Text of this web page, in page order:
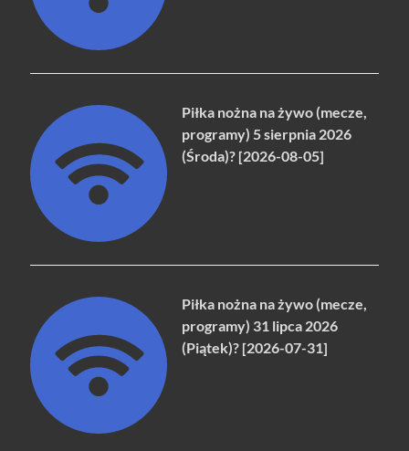
Piłka nożna na żywo (mecze,
programy) 5 sierpnia 2026
(Środa)? [2026-08-05]
Piłka nożna na żywo (mecze,
programy) 31 lipca 2026
(Piątek)? [2026-07-31]